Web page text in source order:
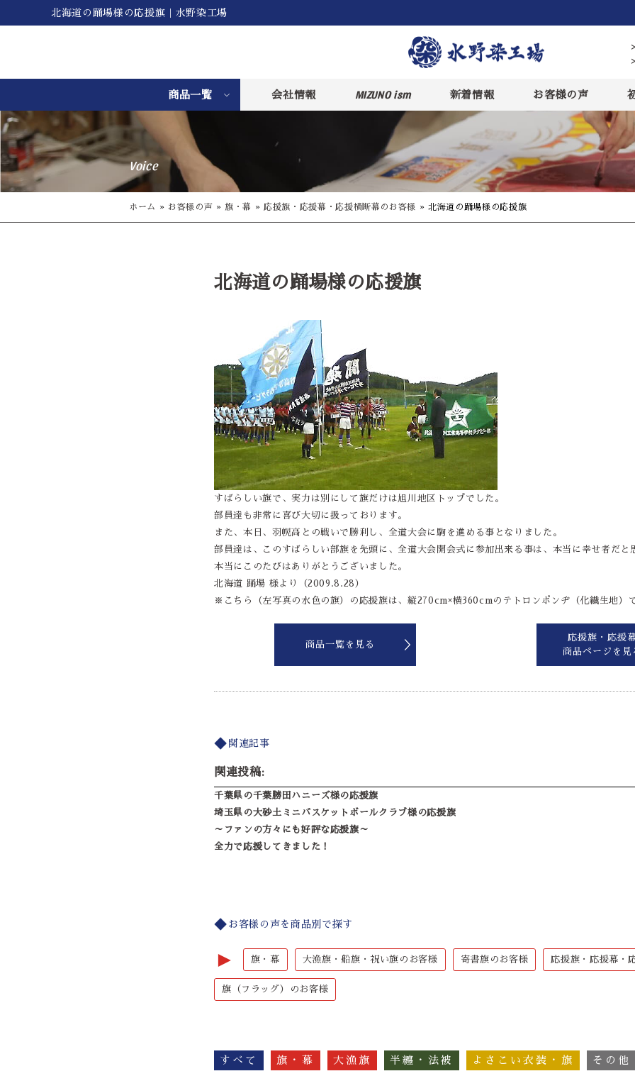
北海道の踊場様の応援旗｜水野染工場
商品一覧 会社情報 MIZUNO ism 新着情報 お客様の声
Voice
ホーム » お客様の声 » 旗・幕 »応援旗・応援幕・応援横断幕のお客様 »北海道の踊場様の応援旗
北海道の踊場様の応援旗
すばらしい旗で、実力は別にして旗だけは旭川地区トップでした。
部員達も非常に喜び大切に扱っております。
また、本日、羽幌高との戦いで勝利し、全道大会に駒を進める事となりました。
部員達は、このすばらしい部旗を先頭に、全道大会開会式に参加出来る事は、本当に幸せ者だと
本当にこのたびはありがとうございました。
北海道 踊場 様より（2009.8.28）
※こちら（左写真の水色の旗）の応援旗は、縦270cm×横360cmのテトロンポンヂ（化繊生地）
商品一覧を見る
応援旗・応援
商品ページを見
関連記事
関連投稿:
千葉県の千葉勝田ハニーズ様の応援旗
埼玉県の大砂土ミニバスケットボールクラブ様の応援旗
～ファンの方々にも好評な応援旗～
全力で応援してきました！
お客様の声を商品別で探す
► 旗・幕 大漁旗・船旗・祝い旗のお客様 寄書旗のお客様 応援旗・応援幕・
旗（フラッグ）のお客様
すべて 旗・幕 大漁旗 半纏・法被 よさこい衣装・旗 その他